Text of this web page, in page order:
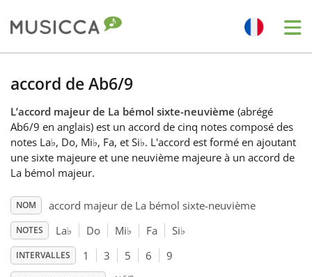
Български
Dansk
Deutsch
English
accord de Ab6/9
L’accord majeur de La bémol sixte-neuvième (abrégé
Ab6/9 en anglais) est un accord de cinq notes composé des
notes La♭, Do, Mi♭, Fa, et Si♭. L'accord est formé en ajoutant
une sixte majeure et une neuvième majeure à un accord de
La bémol majeur.
NOM accord majeur de La bémol sixte-neuvième
NOTES La♭ Do Mi♭ Fa Si♭
INTERVALLES 1 3 5 6 9